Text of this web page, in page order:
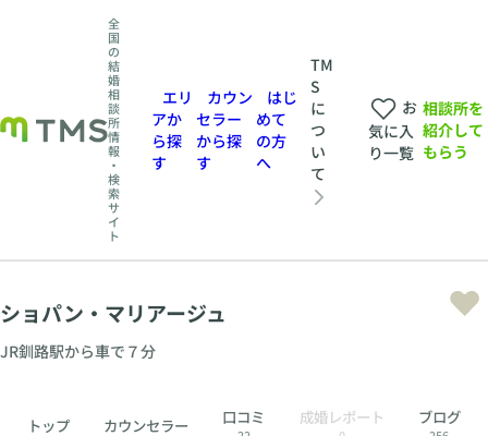
全
国
の
結
婚
相
談
所
情
報
・
検
索
サ
イ
ト
エリ
アか
ら探
す
カウン
セラー
から探
す
はじ
めて
の方
へ
TM
S
に
つ
い
て
お
気に入
り一覧
相談所を
紹介して
もらう
ショパン・マリアージュ
JR釧路駅から車で７分
トップ カウンセラー 口コミ 成婚レポート ブログ